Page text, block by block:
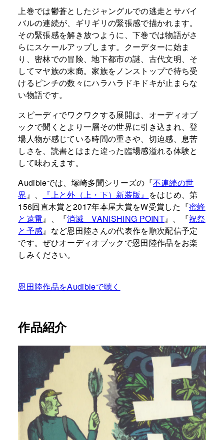
上巻では鬱蒼としたジャングルでの逃走とサバイ
バルの連続が、ギリギリの緊張感で描かれます。
その緊張感を解き放つように、下巻では物語がさ
らにスケールアップします。クーデターに始ま
り、密林での冒険、地下都市の謎、古代文明、そ
してマヤ族の末裔。家族をノンストップで待ち受
けるピンチの数々にハラハラドキドキが止まらな
い物語です。
スピーディでワクワクする展開は、オーディオブ
ックで聞くとより一層その世界に引き込まれ、登
場人物が感じている時間の重さや、切迫感、息苦
しさを、読書とはまた違った臨場感溢れる体験と
して味わえます。
Audibleでは、塚崎多聞シリーズの『不連続の世
界』、 『上と外（上・下）新装版』 をはじめ、第
156回直木賞と2017年本屋大賞をW受賞した『蜜蜂
と遠雷』、『消滅 VANISHING POINT』、『祝祭
と予感』など恩田陸さんの代表作を順次配信予定
です。ぜひオーディオブックで恩田陸作品をお楽
しみください。
恩田陸作品をAudibleで聴く
作品紹介